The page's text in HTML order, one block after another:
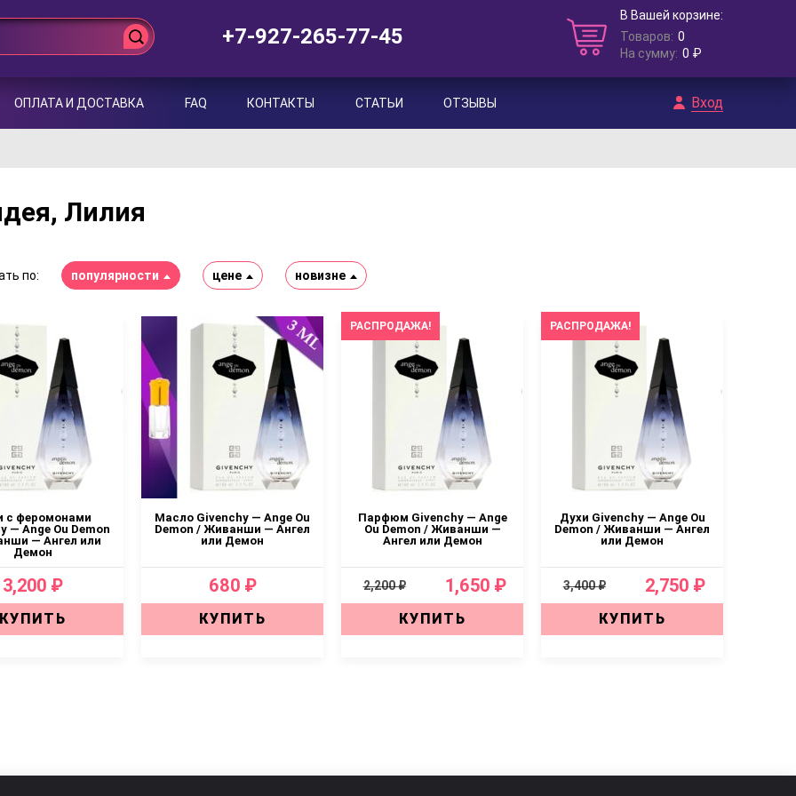
+7-927-265-77-45
В Вашей корзине:
Товаров: 0
На сумму: 0 ₽
ОПЛАТА И ДОСТАВКА FAQ КОНТАКТЫ СТАТЬИ ОТЗЫВЫ Вход
Лилия
по: популярности цене новизне
с феромонами
— Ange Ou Demon
— Ангел или
Демон
3,200 ₽
КУПИТЬ
Масло Givenchy — Ange Ou
Demon / Живанши — Ангел
или Демон
680 ₽
КУПИТЬ
РАСПРОДАЖА!
Парфюм Givenchy — Ange
Ou Demon / Живанши —
Ангел или Демон
2,200 ₽ 1,650 ₽
КУПИТЬ
РАСПРОДАЖА!
Духи Givenchy — Ange Ou
Demon / Живанши — Ангел
или Демон
3,400 ₽ 2,750 ₽
КУПИТЬ